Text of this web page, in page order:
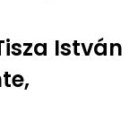
István